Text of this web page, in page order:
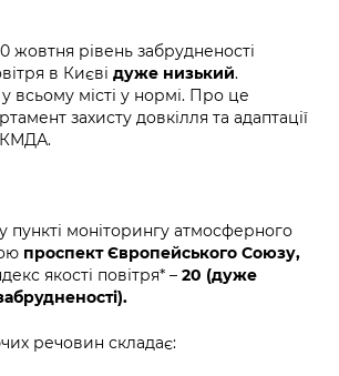
що
на погодженні КМВА
та прийому громадян
заклади
та парковки
міста
бюджет
громадськістю
АТО
обмеженим доступом
онлайн
правових та
про публічну
рішень, дій чи
розпорядників інформації
новини та анонси від
to announcements
запит /
request
в умовах воєнного
media coverage of
жовтня рівень забрудненості
в Києві дуже низький.
всьому місті у нормі. Про це
захисту довкілля та адаптації
КМДА.
пункті моніторингу атмосферного
проспект Європейського Союзу,
якості повітря* – 20 (дуже
речовин складає: